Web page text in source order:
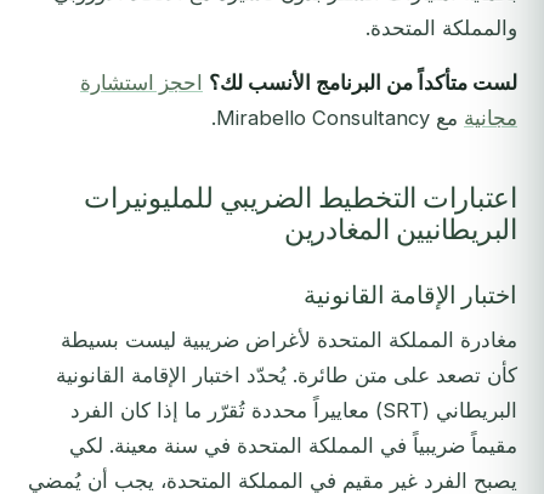
والمملكة المتحدة.
لست متأكداً من البرنامج الأنسب لك؟ احجز استشارة
مجانية مع Mirabello Consultancy.
اعتبارات التخطيط الضريبي للمليونيرات
البريطانيين المغادرين
اختبار الإقامة القانونية
مغادرة المملكة المتحدة لأغراض ضريبية ليست بسيطة
كأن تصعد على متن طائرة. يُحدّد اختبار الإقامة القانونية
البريطاني (SRT) معاييراً محددة تُقرّر ما إذا كان الفرد
مقيماً ضريبياً في المملكة المتحدة في سنة معينة. لكي
يصبح الفرد غير مقيم في المملكة المتحدة، يجب أن يُمضي